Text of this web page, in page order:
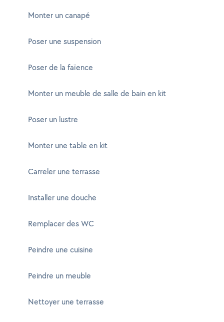
Monter un canapé
Poser une suspension
Poser de la faïence
Monter un meuble de salle de bain en kit
Poser un lustre
Monter une table en kit
Carreler une terrasse
Installer une douche
Remplacer des WC
Peindre une cuisine
Peindre un meuble
Nettoyer une terrasse